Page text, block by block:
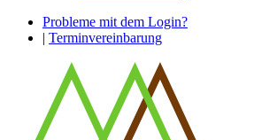
Probleme mit dem Login?
| Terminvereinbarung